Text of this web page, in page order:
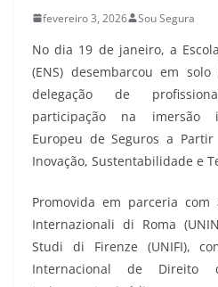
fevereiro 3, 2026 Sou Segura
No dia 19 de janeiro, a
(ENS) desembarcou em
delegação de
participação na imersão
Europeu de Seguros a
Inovação, Sustentabilidade e
Promovida em parceria
Internazionali di Roma
Studi di Firenze (UNIFI),
Internacional de Direito